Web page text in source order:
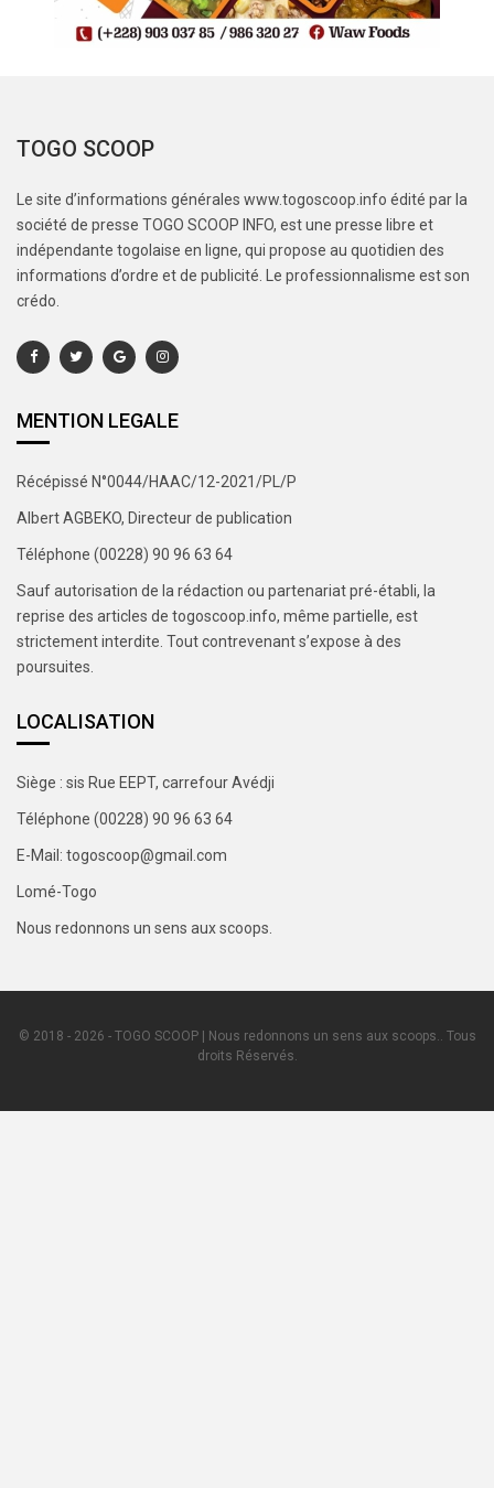
TOGO SCOOP
Le site d’informations générales www.togoscoop.info édité par la
société de presse TOGO SCOOP INFO, est une presse libre et
indépendante togolaise en ligne, qui propose au quotidien des
informations d’ordre et de publicité. Le professionnalisme est son
crédo.
MENTION LEGALE
Récépissé N°0044/HAAC/12-2021/PL/P
Albert AGBEKO, Directeur de publication
Téléphone (00228) 90 96 63 64
Sauf autorisation de la rédaction ou partenariat pré-établi, la
reprise des articles de togoscoop.info, même partielle, est
strictement interdite. Tout contrevenant s’expose à des
poursuites.
LOCALISATION
Siège : sis Rue EEPT, carrefour Avédji
Téléphone (00228) 90 96 63 64
E-Mail: togoscoop@gmail.com
Lomé-Togo
Nous redonnons un sens aux scoops.
© 2018 - 2026 - TOGO SCOOP | Nous redonnons un sens aux scoops.. Tous
droits Réservés.